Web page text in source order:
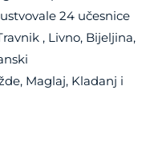
24 učesnice
, Livno, Bijeljina,
Maglaj, Kladanj i